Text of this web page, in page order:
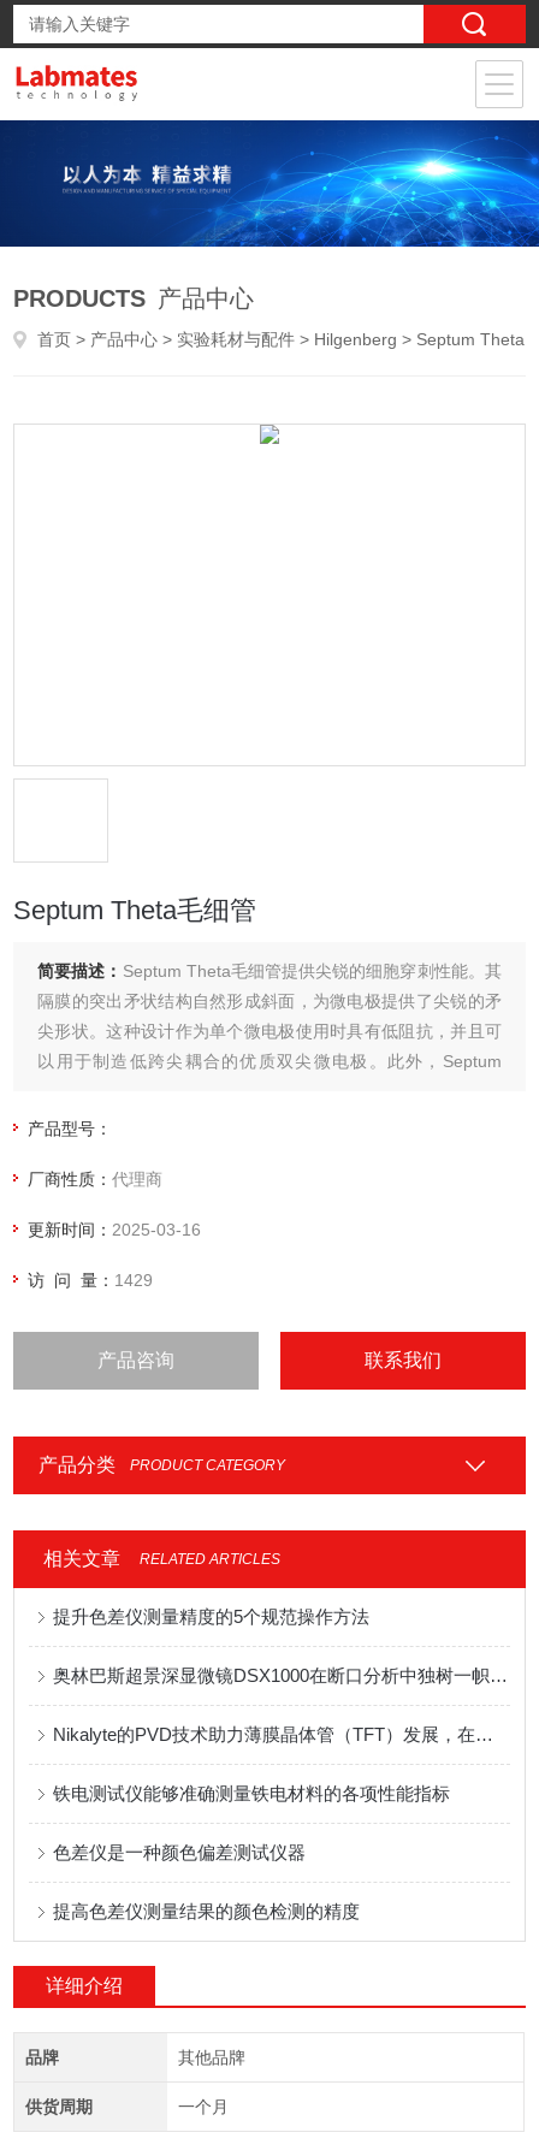
PRODUCTS 产品中心
首页 > 产品中心 > 实验耗材与配件 > Hilgenberg > Septum Theta毛细管
Septum Theta毛细管
简要描述： Septum Theta毛细管提供尖锐的细胞穿刺性能。其
隔膜的突出矛状结构自然形成斜面，为微电极提供了尖锐的矛
尖形状。这种设计作为单个微电极使用时具有低阻抗，并且可
以用于制造低跨尖耦合的优质双尖微电极。此外，Septum
约为0.2毫米，壁厚约为0.2毫米。
产品型号：
厂商性质：代理商
更新时间： 2025-03-16
访 问 量： 1429
产品咨询 联系我们
产品分类 PRODUCT CATEGORY
相关文章 RELATED ARTICLES
提升色差仪测量精度的5个规范操作方法
奥林巴斯超景深显微镜DSX1000在断口分析中独树一帜的表现
Nikalyte的PVD技术助力薄膜晶体管（TFT）发展，在柔性显示屏的应用
铁电测试仪能够准确测量铁电材料的各项性能指标
色差仪是一种颜色偏差测试仪器
提高色差仪测量结果的颜色检测的精度
详细介绍
品牌 其他品牌
供货周期 一个月